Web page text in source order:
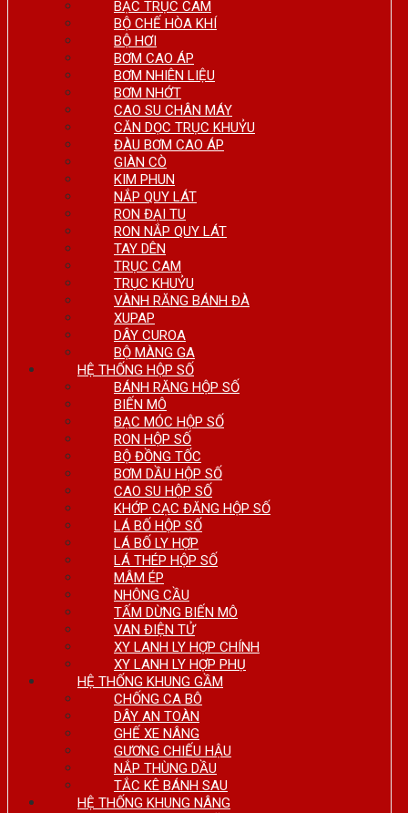
BẠC TRỤC CAM
BỘ CHẾ HÒA KHÍ
BỘ HƠI
BƠM CAO ÁP
BƠM NHIÊN LIỆU
BƠM NHỚT
CAO SU CHÂN MÁY
CĂN DỌC TRỤC KHUỶU
ĐÀU BƠM CAO ÁP
GIÀN CÒ
KIM PHUN
NẮP QUY LÁT
RON ĐẠI TU
RON NẮP QUY LÁT
TAY DÊN
TRỤC CAM
TRỤC KHUỶU
VÀNH RĂNG BÁNH ĐÀ
XUPAP
DÂY CUROA
BỘ MÀNG GA
HỆ THỐNG HỘP SỐ
BÁNH RĂNG HỘP SỐ
BIẾN MÔ
BẠC MÓC HỘP SỐ
RON HỘP SỐ
BỘ ĐỒNG TỐC
BƠM DẦU HỘP SỐ
CAO SU HỘP SỐ
KHỚP CẠC ĐĂNG HỘP SỐ
LÁ BỐ HỘP SỐ
LÁ BỐ LY HỢP
LÁ THÉP HỘP SỐ
MÂM ÉP
NHÔNG CẦU
TẤM DỪNG BIẾN MÔ
VAN ĐIỆN TỬ
XY LANH LY HỢP CHÍNH
XY LANH LY HỢP PHỤ
HỆ THỐNG KHUNG GẦM
CHỐNG CA BÔ
DÂY AN TOÀN
GHẾ XE NÂNG
GƯƠNG CHIẾU HẬU
NẮP THÙNG DẦU
TẮC KÊ BÁNH SAU
HỆ THỐNG KHUNG NÂNG